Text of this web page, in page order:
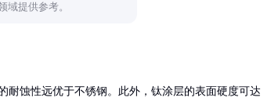
域提供参考。
耐蚀性远优于不锈钢。此外，钛涂层的表面硬度可达